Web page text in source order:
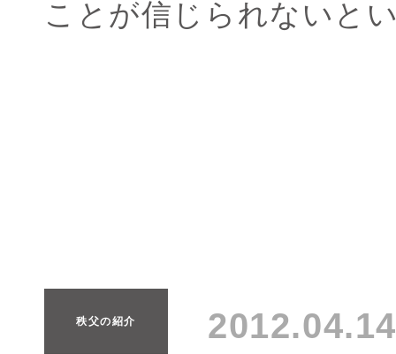
ことが信じられないと
秩父の紹介